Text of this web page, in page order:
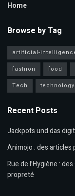
Home
Browse by Tag
artificial-
fashion
food
Tech
technology
Recent Posts
Jackpots und das
Animojo : des articles
Rue de l’Hygiène :
propreté